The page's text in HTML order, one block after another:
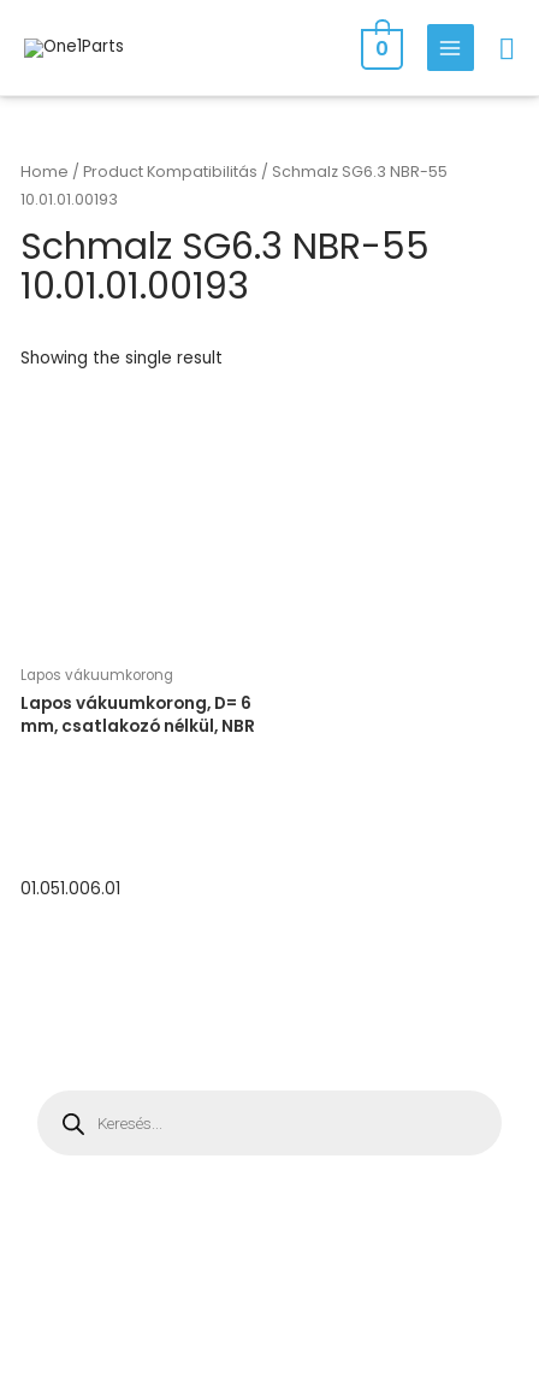
0
Home / Product Kompatibilitás / Schmalz SG6.3 NBR-55
10.01.01.00193
Schmalz SG6.3 NBR-55
10.01.01.00193
Showing the single result
Lapos vákuumkorong
Lapos vákuumkorong, D= 6
mm, csatlakozó nélkül, NBR
01.051.006.01